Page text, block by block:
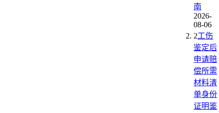
南
2026-
08-06
2工伤
鉴定后
申请赔
偿所需
材料清
单身份
证明鉴